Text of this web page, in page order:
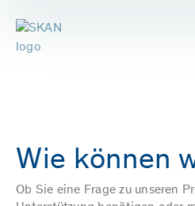
Wie können
Ob Sie eine Frage zu unseren